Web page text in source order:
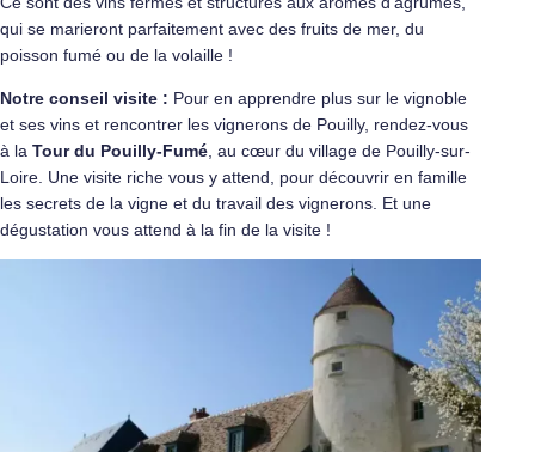
qui se marieront parfaitement avec des fruits de mer, du
poisson fumé ou de la volaille !
Notre conseil visite : Pour en apprendre plus sur le vignoble
et ses vins et rencontrer les vignerons de Pouilly, rendez-vous
à la Tour du Pouilly-Fumé , au cœur du village de Pouilly-sur-
Loire. Une visite riche vous y attend, pour découvrir en famille
les secrets de la vigne et du travail des vignerons. Et une
dégustation vous attend à la fin de la visite !